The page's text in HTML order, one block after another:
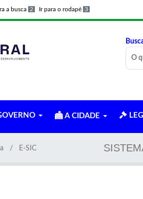
a busca 2 Ir para o rodapé 3
A CIDADE
E-SIC